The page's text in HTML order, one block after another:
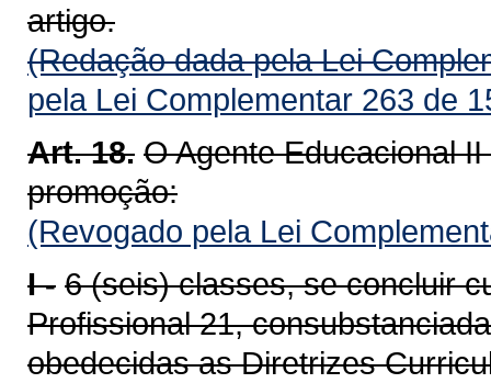
artigo.
(Redação dada pela Lei
pela Lei Complementar 263 de
Art. 18. O Agente Educacional
promoção:
(Revogado pela Lei
I - 6 (seis) classes, se concluir
Profissional 21,
obedecidas as Diretrizes